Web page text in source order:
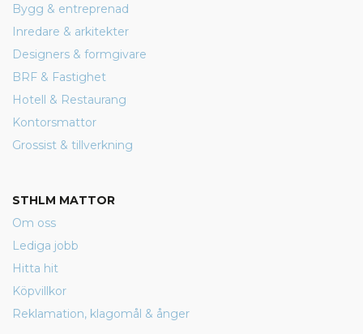
Bygg & entreprenad
Inredare & arkitekter
Designers & formgivare
BRF & Fastighet
Hotell & Restaurang
Kontorsmattor
Grossist & tillverkning
STHLM MATTOR
Om oss
Lediga jobb
Hitta hit
Köpvillkor
Reklamation, klagomål & ånger